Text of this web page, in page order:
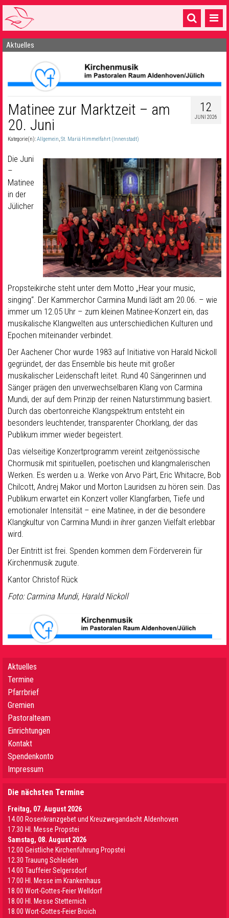
Startseite
1 Pfarrei
16 Gemeinden & mehr
Gottesdienste & Sinnsuche
Sakramente & Feste
& Kultur
Seelsorge & Kontakt
Aktuelles
12
JUNI 2026
Matinee zur Marktzeit – am
20. Juni
Kategorie(n):Allgemein,St. Mariä Himmelfahrt (Innenstadt)
Die Juni
–
Matinee
in der
Jülicher
Propsteikirche steht unter dem Motto „Hear your music,
singing“. Der Kammerchor Carmina Mundi lädt am 20.06. – wie
immer um 12.05 Uhr – zum kleinen Matinee-Konzert ein, das
musikalische Klangwelten aus unterschiedlichen Kulturen und
Epochen miteinander verbindet.
Der Aachener Chor wurde 1983 auf Initiative von Harald Nickoll
gegründet, der das Ensemble bis heute mit großer
musikalischer Leidenschaft leitet. Rund 40 Sängerinnen und
Sänger prägen den unverwechselbaren Klang von Carmina
Mundi, der auf dem Prinzip der reinen Naturstimmung basiert.
Durch das obertonreiche Klangspektrum entsteht ein
besonders leuchtender, transparenter Chorklang, der das
Publikum immer wieder begeistert.
Das vielseitige Konzertprogramm vereint zeitgenössische
Chormusik mit spirituellen, poetischen und klangmalerischen
Werken. Es werden u.a. Werke von Arvo Pärt, Eric Whitacre, Bob
Chilcott, Andrej Makor und Morton Lauridsen zu hören sein. Das
Publikum erwartet ein Konzert voller Klangfarben, Tiefe und
emotionaler Intensität – eine Matinee, in der die besondere
Klangkultur von Carmina Mundi in ihrer ganzen Vielfalt erlebbar
wird.
Der Eintritt ist frei. Spenden kommen dem Förderverein für
Kirchenmusik zugute.
Kantor Christof Rück
Foto: Carmina Mundi, Harald Nickoll
Aktuelles
Termine
Pfarrbrief
Gremien
Pastoralteam
Einrichtungen
Kontakt
Spendenkonto
Impressum
Die nächsten Termine
Freitag, 07. August 2026
14.00 Rosenkranzgebet und Kreuzwegandacht Aldenhoven
17.30 Hl. Messe Propstei
Samstag, 08. August 2026
12.00 Geistliche Kirchenführung Propstei
12.30 Trauung Schleiden
14.00 Tauffeier Selgersdorf
17.00 Hl. Messe im Krankenhaus
18.00 Wort-Gottes-Feier Welldorf
18.00 Hl. Messe Stetternich
18.00 Wort-Gottes-Feier Broich